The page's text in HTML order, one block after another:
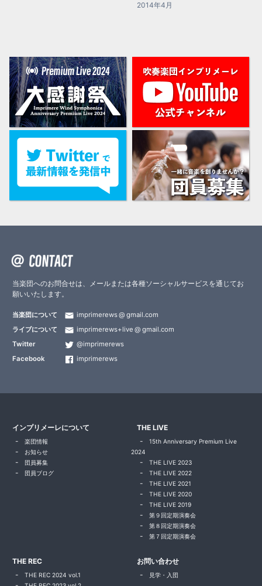
2014年4月
当楽団へのお問合せは、メールまたは各種ソーシャルサービスを通じてお
願いいたします。
当楽団について imprimerews
gmail.com
ライブについて
imprimerews+live
gmail.com
Twitter
@imprimerews
Facebook
imprimerews
インプリメーレについて
楽団情報
お知らせ
団員募集
団員ブログ
THE LIVE
15th Anniversary Premium Live
2024
THE LIVE 2023
THE LIVE 2022
THE LIVE 2021
THE LIVE 2020
THE LIVE 2019
第９回定期演奏会
第８回定期演奏会
第７回定期演奏会
THE REC
THE REC 2024 vol.1
お問い合わせ
見学・入団